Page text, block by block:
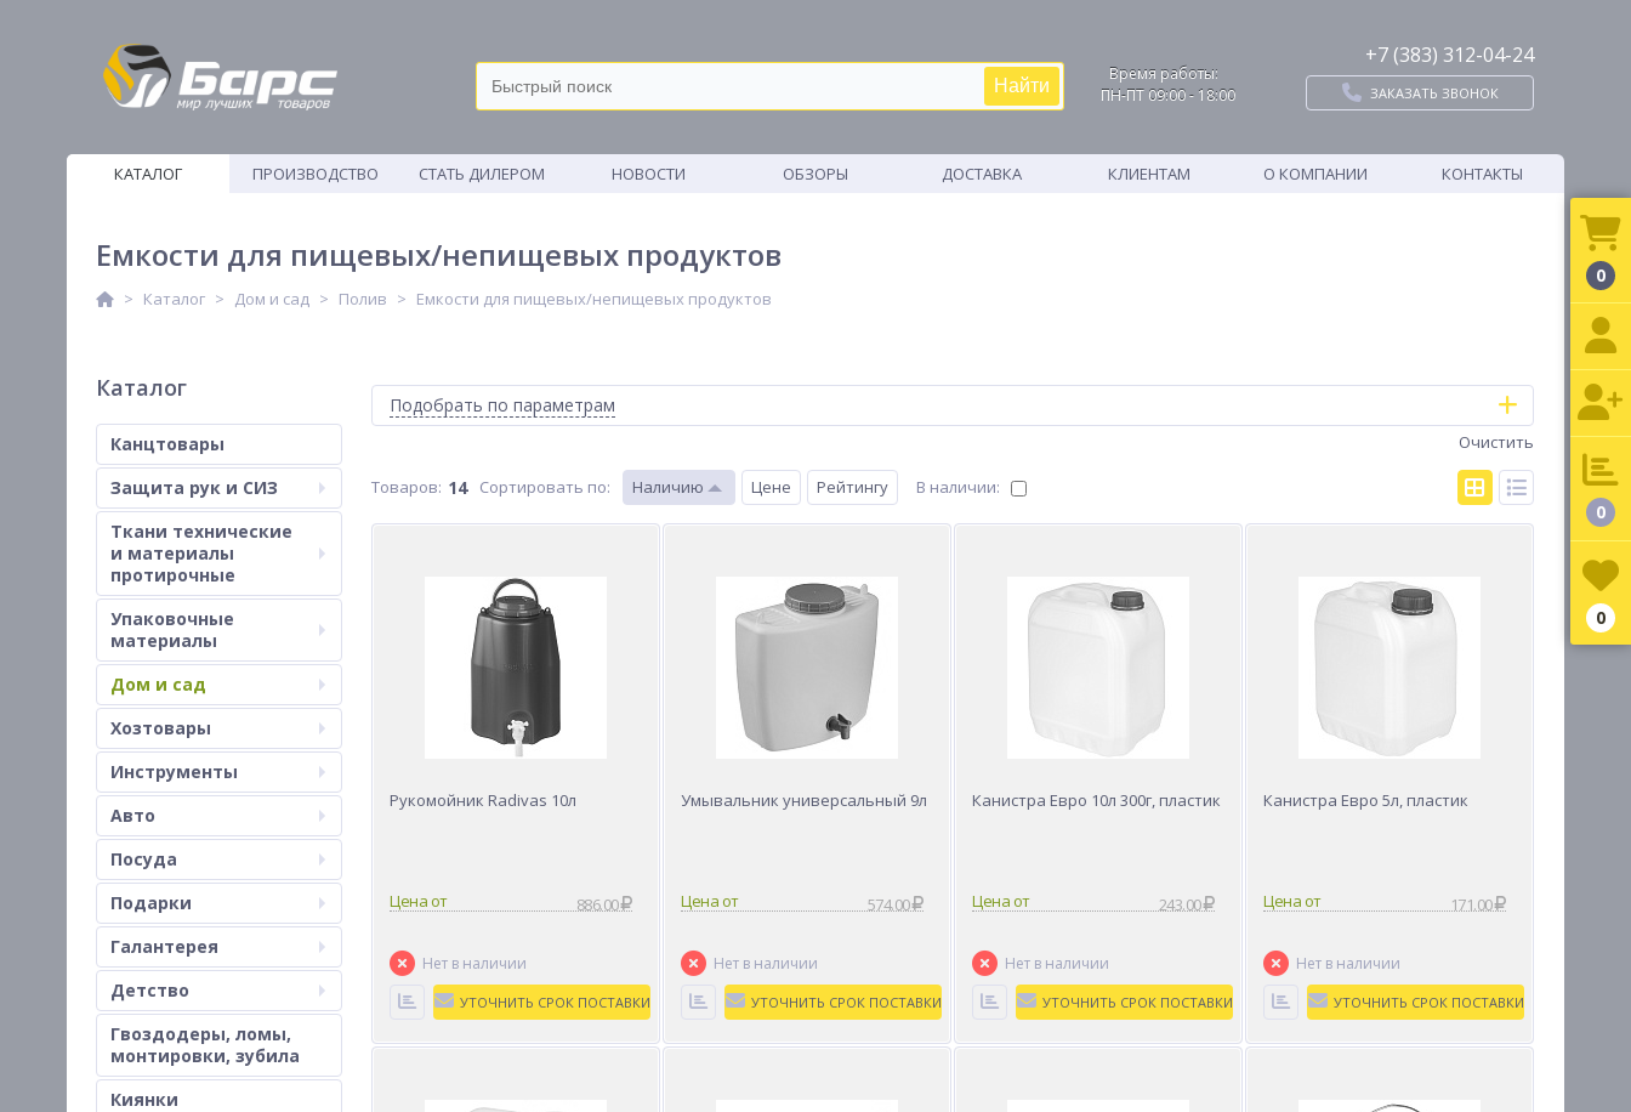
Найти
Время работы:
ПН-ПТ 09:00 - 18:00
+7 (383) 312-04-24
ЗАКАЗАТЬ ЗВОНОК
КАТАЛОГ
ПРОИЗВОДСТВО
СТАТЬ ДИЛЕРОМ НОВОСТИ ОБЗОРЫ ДОСТАВКА КЛИЕНТАМ О КОМПАНИИ КОНТАКТЫ
Емкости для пищевых/непищевых продуктов
Каталог Дом и сад Полив Емкости для пищевых/непищевых продуктов
Каталог
Канцтовары
Защита рук и СИЗ
Ткани технические
и материалы
протирочные
Упаковочные
материалы
Дом и сад
Хозтовары
Инструменты
Авто
Посуда
Подарки
Галантерея
Детство
Гвоздодеры, ломы,
монтировки, зубила
Киянки
Подобрать по параметрам
Очистить
14 Сортировать по: Наличию Цене Рейтингу В наличии:
Рукомойник Radivas 10л
Цена от 886.00
Умывальник универсальный 9л
Цена от 574.00
Канистра Евро 10л 300г, пластик
Цена от 243.00
Канистра Евро 5л, пластик
Цена от 171.00
0
0
0